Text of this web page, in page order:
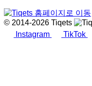
© 2014-2026 Tiqets
Instagram
TikTok